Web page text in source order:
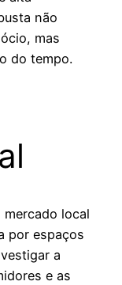
não
mas
do tempo.
mercado local
por espaços
a
e as